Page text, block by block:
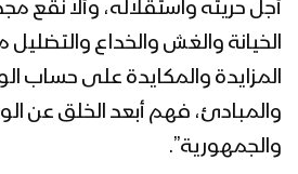
أجل حريته واستقلاله، وألا نقع
الخيانة والغش والخداع
المزايدة والمكايدة على حساب
والمبادئ، فهم أبعد الخلق عن
والجمهورية”.